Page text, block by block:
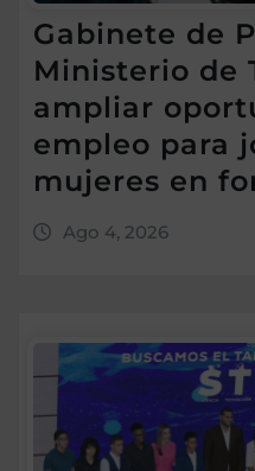
Gabinete de
Ministerio de
ampliar
empleo para
mujeres en
Ago 4, 2026